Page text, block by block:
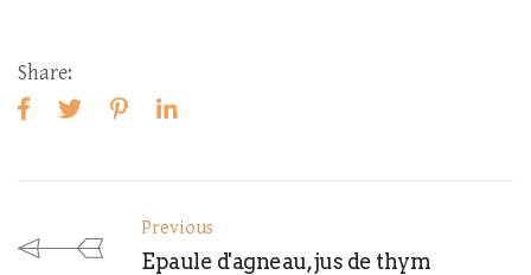
Share:
Previous
Epaule d'agneau, jus de thym